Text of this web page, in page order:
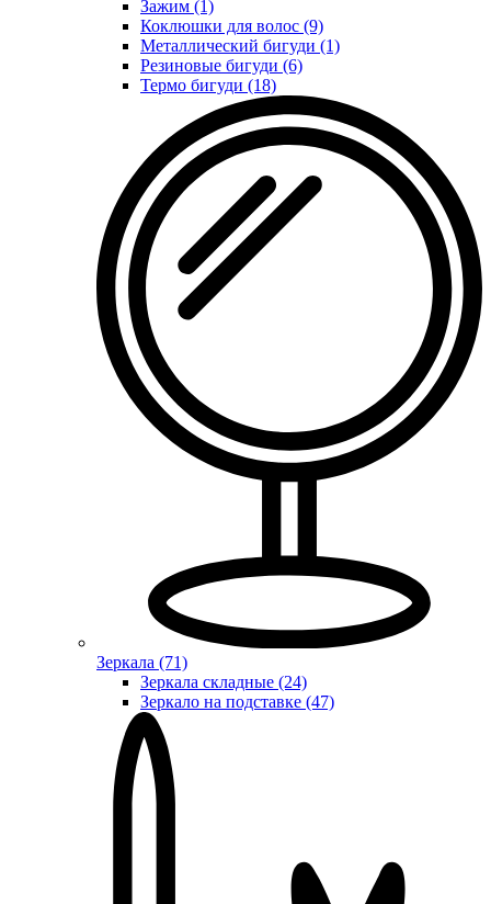
Зажим (1)
Коклюшки для волос (9)
Металлический бигуди (1)
Резиновые бигуди (6)
Термо бигуди (18)
Зеркала (71)
Зеркала складные (24)
Зеркало на подставке (47)